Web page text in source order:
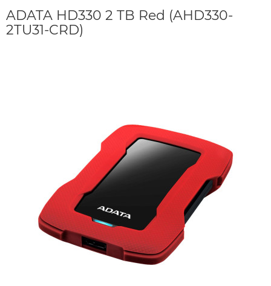
ADATA HD330 2 TB Red (AHD330-
2TU31-CRD)